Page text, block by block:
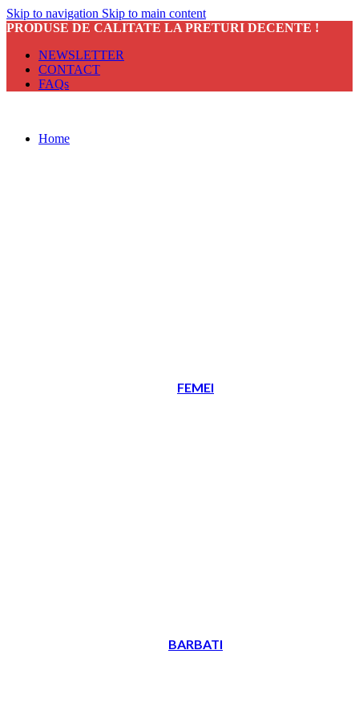
Skip to navigation Skip to main content
PRODUSE DE CALITATE LA PRETURI DECENTE !
NEWSLETTER
CONTACT
FAQs
Home
FEMEI
BARBATI